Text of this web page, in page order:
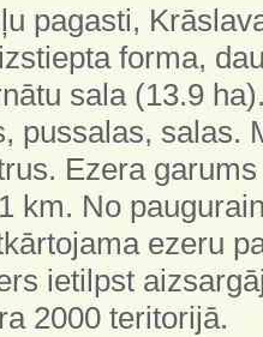
pagasti,
forma,
sala (13.9
pussalas, salas.
Ezera
km. No
ezeru
ietilpst
2000 teritorijā.